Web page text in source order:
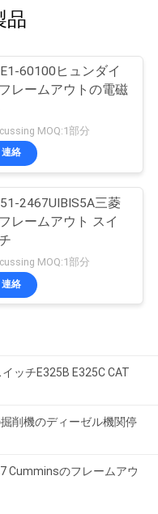
品
60100ヒュンダイ
レームアウトの電磁
MOQ:1部分
連絡
2467UIBIS5A三菱
レームアウト スイ
MOQ:1部分
連絡
ッチE325B E325C CAT
削機のディーゼル機関停
Cumminsのフレームアウ